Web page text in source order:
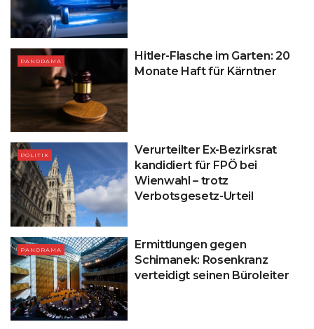
PANORAMA
Hitler-Flasche im Garten: 20
Monate Haft für Kärntner
POLITIK
Verurteilter Ex-Bezirksrat
kandidiert für FPÖ bei
Wienwahl – trotz
Verbotsgesetz-Urteil
PANORAMA
Ermittlungen gegen
Schimanek: Rosenkranz
verteidigt seinen Büroleiter